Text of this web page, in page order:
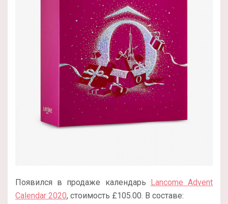
Появился в продаже календарь
Lancome Advent
Calendar 2020, стоимость £105.00. В составе: